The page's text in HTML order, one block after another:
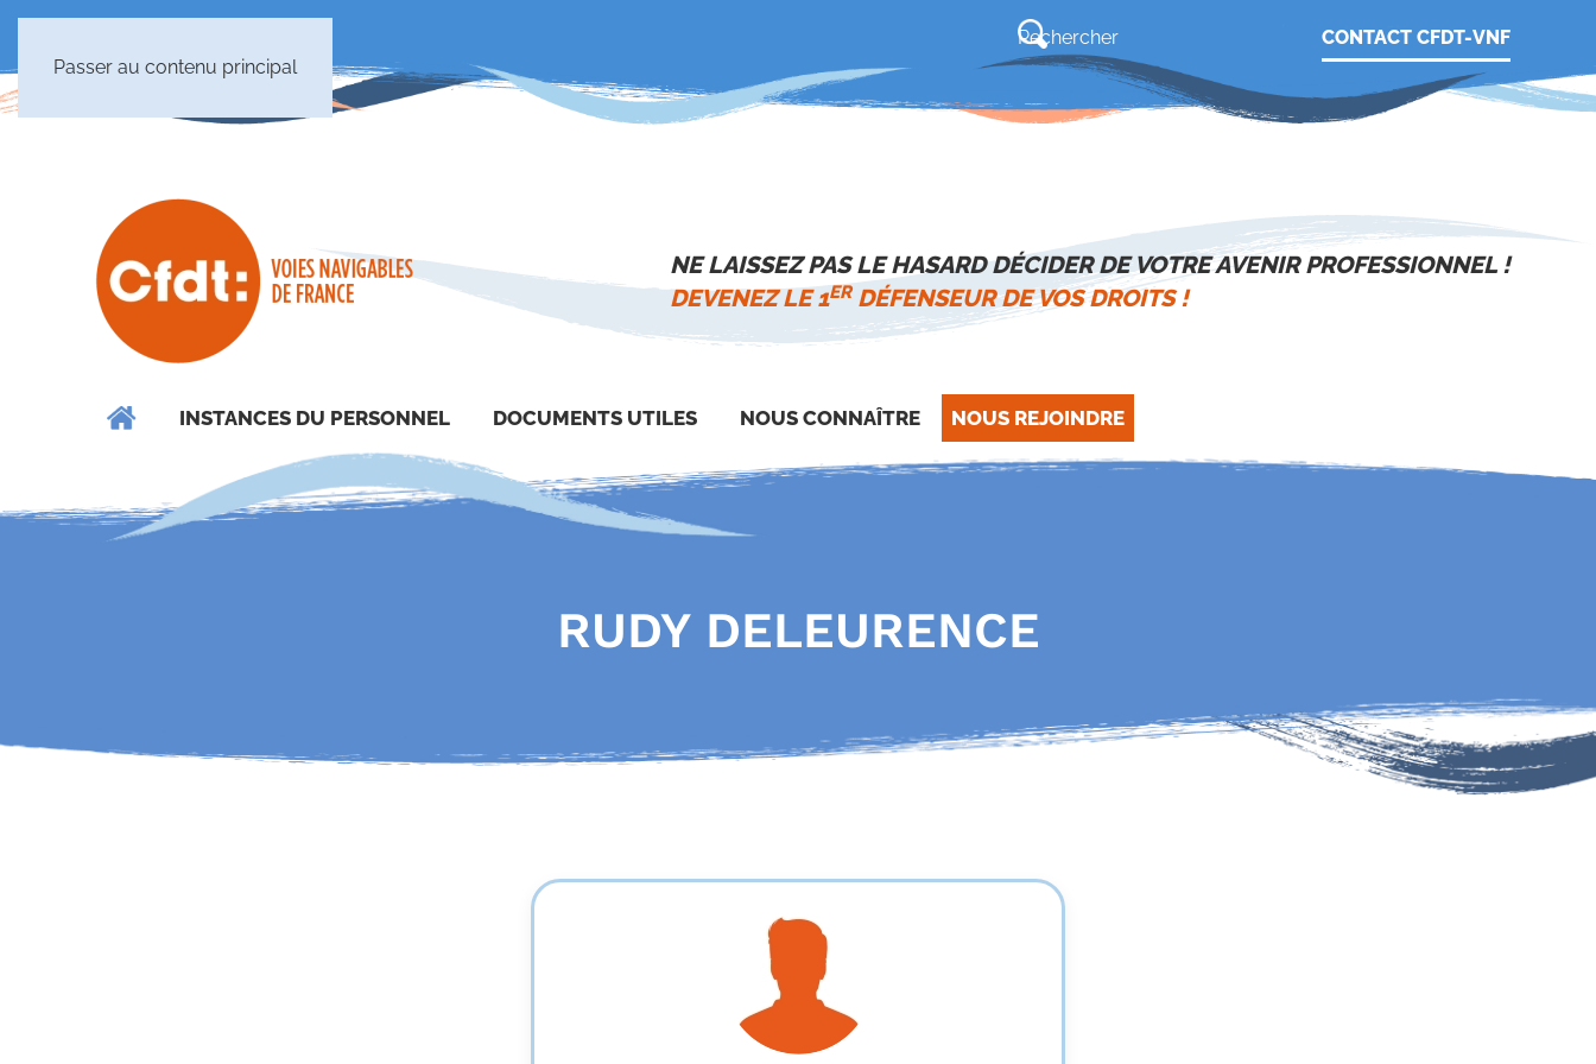
Passer au contenu principal
CONTACT CFDT-VNF
NE LAISSEZ PAS LE HASARD DÉCIDER DE VOTRE AVENIR PROFESSIONNEL !
DEVENEZ LE 1ERDÉFENSEUR DE VOS DROITS !
INSTANCES DU PERSONNEL DOCUMENTS UTILES NOUS CONNAÎTRE NOUS REJOINDRE
RUDY DELEURENCE